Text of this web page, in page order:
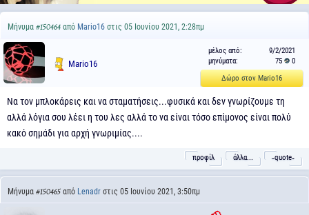
Μήνυμα #150464 από Mario16 στις 05 Ιουνίου 2021, 2:28πμ
Mario16
μέλος από:
9/2/2021
μηνύματα:
75
0
Δώρο στον Mario16
Να τον μπλοκάρεις και να σταματήσεις...φυσικά και δεν γνωρίζουμε τη
αλλά λόγια σου λέει η του λες αλλά το να είναι τόσο επίμονος είναι πολύ
κακό σημάδι για αρχή γνωριμίας....
προφίλ άλλα... ˵quote˶
Μήνυμα #150465 από Lenadr στις 05 Ιουνίου 2021, 3:50πμ